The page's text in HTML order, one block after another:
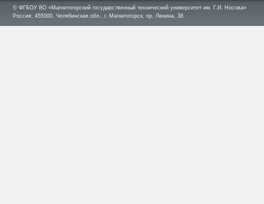
© ФГБОУ ВО «Магнитогорский государственный технический университет им. Г.И. Носова»
Россия, 455000, Челябинская обл., г. Магнитогорск, пр. Ленина, 38